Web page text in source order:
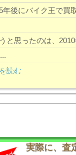
年後にバイク王で買
と思ったのは、
...
読む
実際に、査